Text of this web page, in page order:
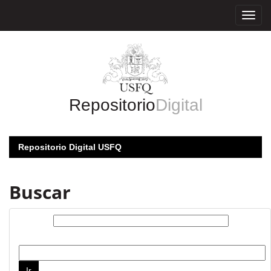
RepositorioDigital
Repositorio Digital USFQ
Buscar